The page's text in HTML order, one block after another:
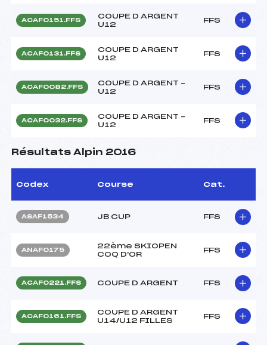
ACAF0151.FFS
COUPE D ARGENT
U12
FFS
ACAF0131.FFS
COUPE D ARGENT
U12
FFS
ACAF0082.FFS
COUPE D ARGENT –
U12
FFS
ACAF0032.FFS
COUPE D ARGENT –
U12
FFS
Résultats Alpin 2016
Codex Course Cat.
ASAF1534 JB CUP FFS
ANAF0175
22ème SKIOPEN
COQ D'OR
FFS
ACAF0221.FFS COUPE D ARGENT FFS
ACAF0161.FFS
COUPE D ARGENT
U14/U12 FILLES
FFS